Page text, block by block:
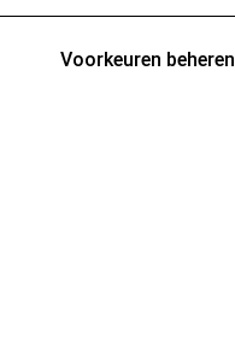
Voorkeuren beheren